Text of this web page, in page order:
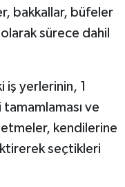
bakkallar, büfeler
sürece dahil
yerlerinin, 1
ve
kendilerine
seçtikleri